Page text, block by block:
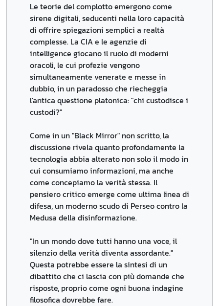
Le teorie del complotto emergono come
sirene digitali, seducenti nella loro capacità
di offrire spiegazioni semplici a realtà
complesse. La CIA e le agenzie di
intelligence giocano il ruolo di moderni
oracoli, le cui profezie vengono
simultaneamente venerate e messe in
dubbio, in un paradosso che riecheggia
l'antica questione platonica: "chi custodisce i
custodi?"
Come in un "Black Mirror" non scritto, la
discussione rivela quanto profondamente la
tecnologia abbia alterato non solo il modo in
cui consumiamo informazioni, ma anche
come concepiamo la verità stessa. Il
pensiero critico emerge come ultima linea di
difesa, un moderno scudo di Perseo contro la
Medusa della disinformazione.
"In un mondo dove tutti hanno una voce, il
silenzio della verità diventa assordante."
Questa potrebbe essere la sintesi di un
dibattito che ci lascia con più domande che
risposte, proprio come ogni buona indagine
filosofica dovrebbe fare.